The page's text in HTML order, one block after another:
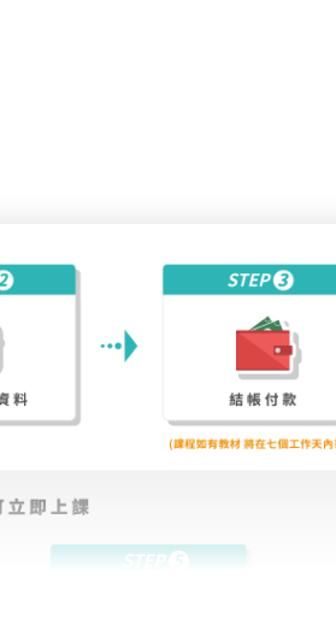
站上依預約的學習時段，到相關教
」兩類場次，全台數位學堂的場次
天到網站上取消預約，讓系統回